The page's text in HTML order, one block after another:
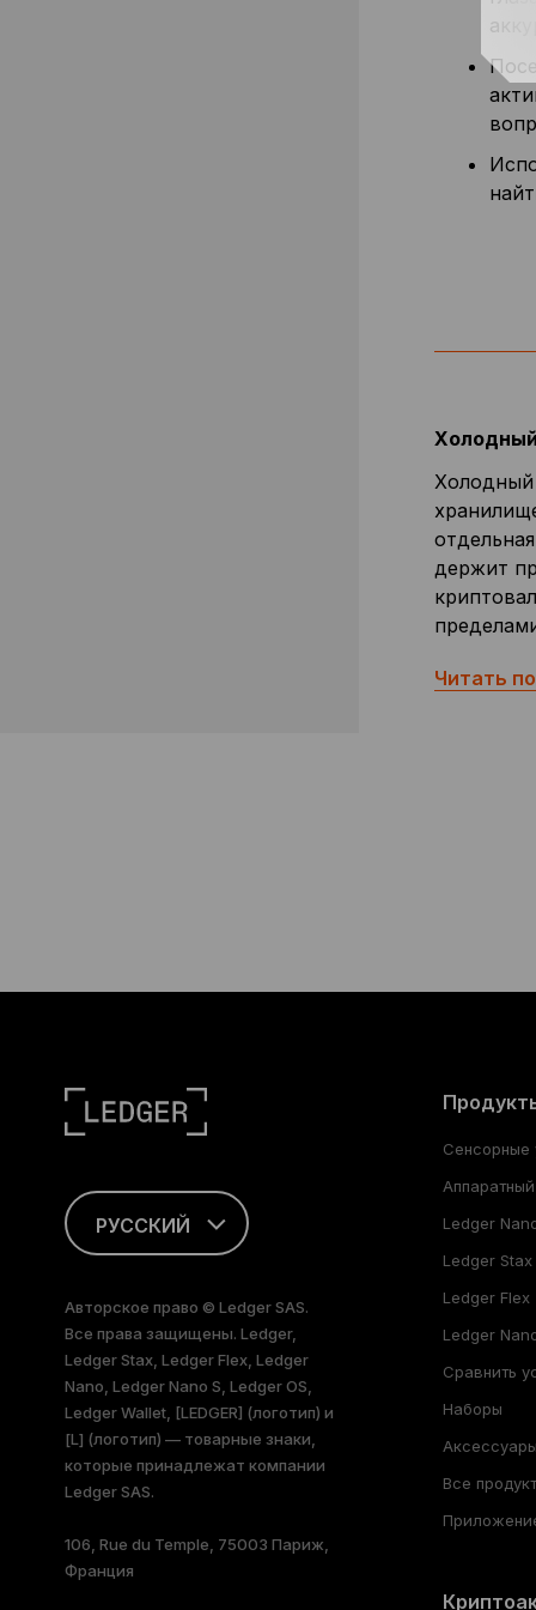
Холодный
держит
Читать
РУССКИЙ
FRANÇAIS
TÜRKÇE
DEUTSCH
PORTUGUÊS
ESPAÑOL
Авторское право © Ledger SAS.
Все права защищены. Ledger,
Ledger Stax, Ledger Flex, Ledger
Nano, Ledger Nano S, Ledger OS,
Ledger Wallet, [LEDGER] (логотип) и
[L] (логотип) — товарные знаки,
которые принадлежат компании
Ledger SAS.
106, Rue du Temple, 75003 Париж,
Франция
Сенсорные
Ledger
Ledger Stax
Ledger Flex
Ledger
Сравнить
Наборы
Аксессуары
Все